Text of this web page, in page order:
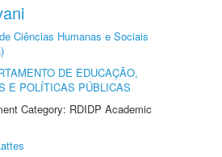
Ciências Humanas e Sociais
DE EDUCAÇÃO,
E POLÍTICAS PÚBLICAS
Category: RDIDP Academic